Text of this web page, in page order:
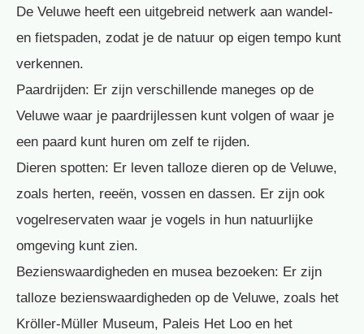
De Veluwe heeft een uitgebreid netwerk aan wandel-
en fietspaden, zodat je de natuur op eigen tempo kunt
verkennen.
Paardrijden: Er zijn verschillende maneges op de
Veluwe waar je paardrijlessen kunt volgen of waar je
een paard kunt huren om zelf te rijden.
Dieren spotten: Er leven talloze dieren op de Veluwe,
zoals herten, reeën, vossen en dassen. Er zijn ook
vogelreservaten waar je vogels in hun natuurlijke
omgeving kunt zien.
Bezienswaardigheden en musea bezoeken: Er zijn
talloze bezienswaardigheden op de Veluwe, zoals het
Kröller-Müller Museum, Paleis Het Loo en het